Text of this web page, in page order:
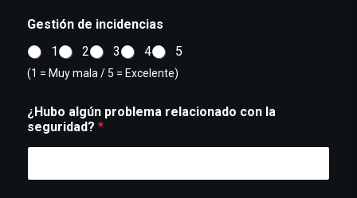
Gestión de incidencias
1
2 3 4 5
(1 = Muy mala / 5 = Excelente)
¿Hubo algún problema relacionado con la
seguridad? *